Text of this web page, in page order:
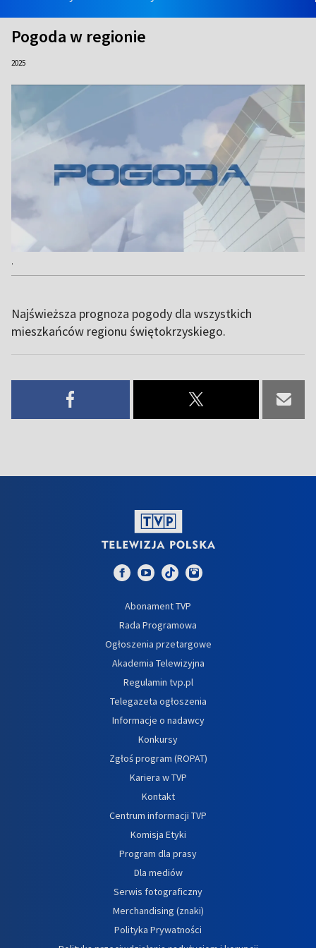
Pogoda w regionie
2025
.
Najświeższa prognoza pogody dla wszystkich
mieszkańców regionu świętokrzyskiego.
Abonament TVP
Rada Programowa
Ogłoszenia przetargowe
Akademia Telewizyjna
Regulamin tvp.pl
Telegazeta ogłoszenia
Informacje o nadawcy
Konkursy
Zgłoś program (ROPAT)
Kariera w TVP
Kontakt
Centrum informacji TVP
Komisja Etyki
Program dla prasy
Dla mediów
Serwis fotograficzny
Merchandising (znaki)
Polityka Prywatności